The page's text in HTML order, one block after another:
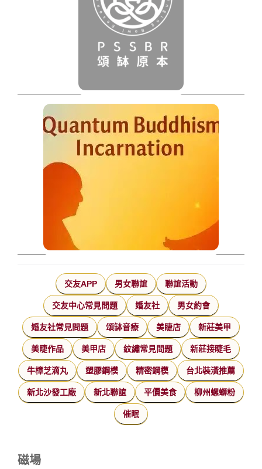
交友APP 男女聯誼 聯誼活動
交友中心常見問題 婚友社 男女約會
婚友社常見問題 頌缽音療 美睫店 新莊美甲
美睫作品 美甲店 紋繡常見問題 新莊接睫毛
牛樟芝滴丸 塑膠鋼模 精密鋼模 台北裝潢推薦
新北沙發工廠 新北聯誼 平價美食 柳州螺螄粉
催眠
磁場